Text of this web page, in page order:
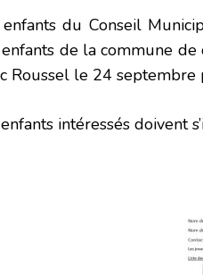
du Conseil
de la commune
Roussel le 24 septembre
intéressés doivent